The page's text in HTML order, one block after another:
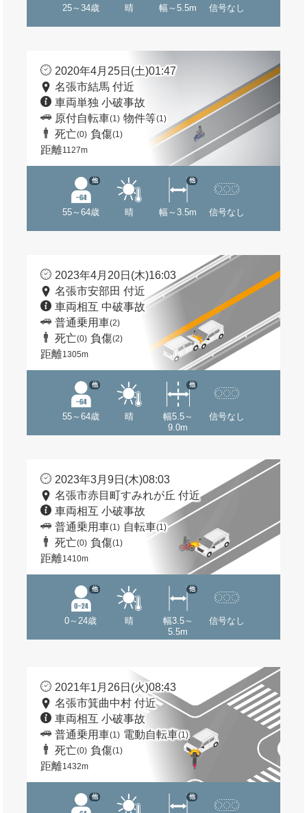
25～34歳 晴 幅～5.5m 信号なし
2020年4月25日(土)01:47
名張市結馬 付近
車両単独 小破事故
原付自転車(1) 物件等(1)
死亡(0) 負傷(1)
距離1127m
55～64歳
他
晴 幅～3.5m
他
信号なし
2023年4月20日(木)16:03
名張市安部田 付近
車両相互 中破事故
普通乗用車(2)
死亡(0) 負傷(2)
距離1305m
55～64歳
他
晴
幅5.5～
9.0m
他
信号なし
2023年3月9日(木)08:03
名張市赤目町すみれが丘 付近
車両相互 小破事故
普通乗用車(1) 自転車(1)
死亡(0) 負傷(1)
距離1410m
0～24歳
他
晴
幅3.5～
5.5m
他
信号なし
2021年1月26日(火)08:43
名張市箕曲中村 付近
車両相互 小破事故
普通乗用車(1) 電動自転車(1)
死亡(0) 負傷(1)
距離1432m
他 他